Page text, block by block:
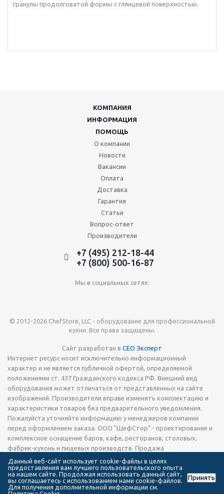
гранулы продолговатой формы с глянцевой поверхностью.
КОМПАНИЯ
ИНФОРМАЦИЯ
ПОМОЩЬ
О компании
Новости
Вакансии
Оплата
Доставка
Гарантия
Статьи
Вопрос-ответ
Производители
+7 (495) 212-18-44
+7 (800) 500-16-87
Мы в социальных сетях:
© 2012-2026 ChefStore, LLC - оборудование для профессиональной
кухни. Все права защищены.
Сайт разработан в СЕО Эксперт
Интернет ресурс носит исключительно информационный
характер и не является публичной офертой, определяемой
положениями ст. 437 Гражданского кодекса РФ. Внешний вид
оборудования может отличаться от представленных на сайте
изображений. Производители вправе изменять комплектацию и
характеристики товаров без предварительного уведомления.
Пожалуйста уточняйте информацию у менеджеров компании
перед оформлением заказа. ООО "ШефСтор" - проектирование и
комплексное оснащение баров, кафе, ресторанов, столовых,
фабрик-кухонь и пищевых производств. Продажа
технологического теплового, холодильного и
электромеханического оборудования, запчастей, кухонной посуды
и инвентаря, а также сервировочной посуды и приборов.
Оказываем услуги по техническому обслуживанию и ремонту
Данный веб-сайт использует cookie-файлы в целях
предоставления вам лучшего пользовательского опыта
на нашем сайте. Продолжая использовать данный сайт,
вы соглашаетесь с использованием нами cookie-файлов.
Для получения дополнительной информации см.
Принять